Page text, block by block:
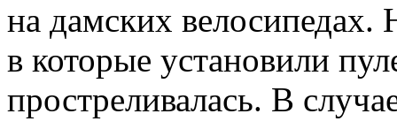
на дамских
в которые установили
простреливалась. В